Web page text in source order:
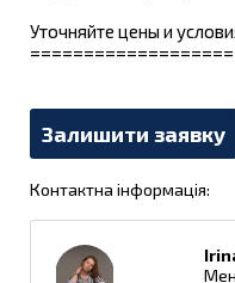
Уточняйте цены и
Залишити заявку
Контактна інформація: